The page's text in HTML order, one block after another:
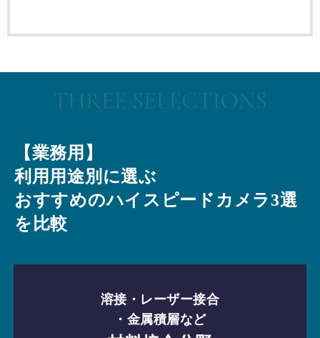
【業務用】
利用用途別に選ぶ
おすすめのハイスピードカメラ3選
を比較
溶接・レーザー接合
・金属積層など